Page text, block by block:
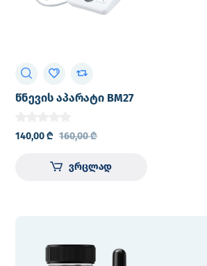
წნევის აპარატი BM27
140,00₾ 160,00₾
ვრცლად